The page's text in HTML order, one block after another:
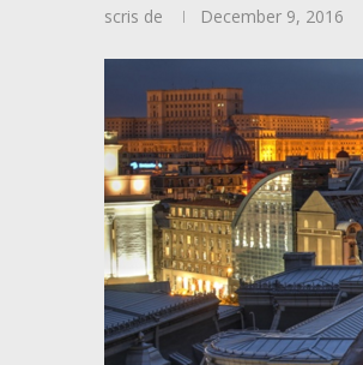
scris de December 9, 2016